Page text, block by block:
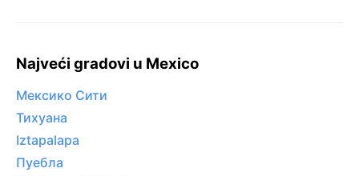
Najveći gradovi u Mexico
Мексико Сити
Тихуана
Iztapalapa
Пуебла